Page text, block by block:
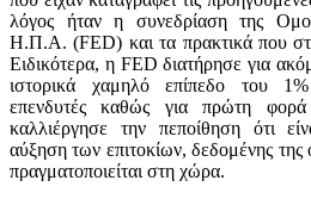
λόγος ήταν η συνεδρίαση της
Η.Π.Α. (FΕD) και τα πρακτικά που
Ειδικότερα, η FΕD διατήρησε για
ιστορικά χαμηλό επίπεδο του
επενδυτές καθώς για πρώτη
καλλιέργησε την πεποίθηση ότι
αύξηση των επιτοκίων, δεδομένης
πραγματοποιείται στη χώρα.